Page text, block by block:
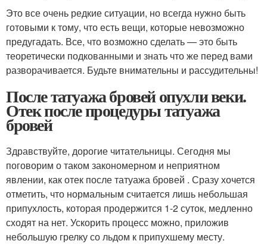
Это все очень редкие ситуации, но всегда нужно быть
готовыми к тому, что есть вещи, которые невозможно
предугадать. Все, что возможно сделать — это быть
теоретически подкованными и знать что же перед вами
разворачивается. Будьте внимательны и рассудительны!
После татуажа бровей опухли веки.
Отек после процедуры татуажа
бровей
Здравствуйте, дорогие читательницы. Сегодня мы
поговорим о таком закономерном и неприятном
явлении, как отек после татуажа бровей . Сразу хочется
отметить, что нормальным считается лишь небольшая
припухлость, которая продержится 1-2 суток, медленно
сходят на нет. Ускорить процесс можно, приложив
небольшую грелку со льдом к припухшему месту.